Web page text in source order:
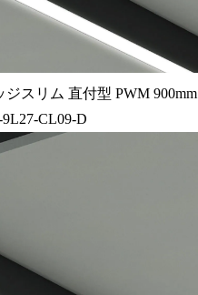
スリム 直付型 PWM 900mm
CL09-D